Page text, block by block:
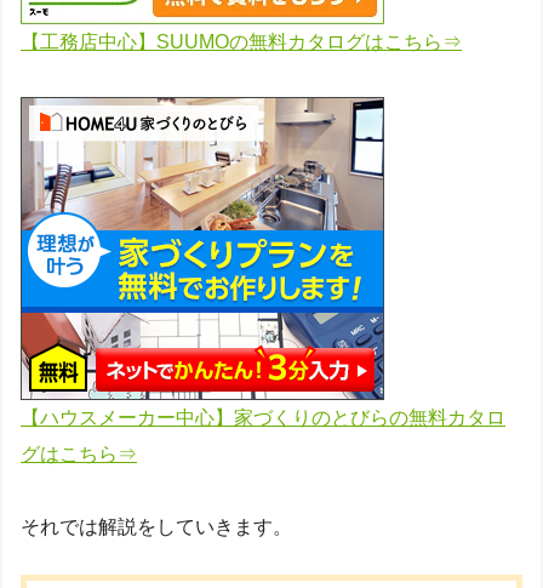
【工務店中心】SUUMOの無料カタログはこちら⇒
【ハウスメーカー中心】家づくりのとびらの無料カタロ
グはこちら⇒
それでは解説をしていきます。